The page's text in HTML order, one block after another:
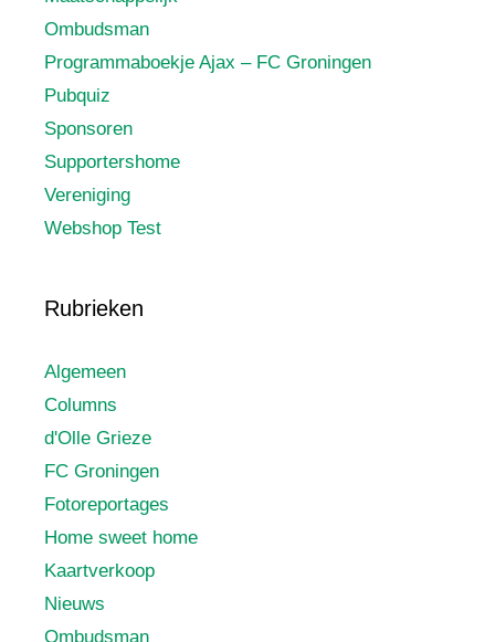
Ombudsman
Programmaboekje Ajax – FC Groningen
Pubquiz
Sponsoren
Supportershome
Vereniging
Webshop Test
Rubrieken
Algemeen
Columns
d'Olle Grieze
FC Groningen
Fotoreportages
Home sweet home
Kaartverkoop
Nieuws
Ombudsman